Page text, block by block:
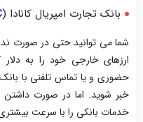
بانک تجارت امپریال کانادا (
شما می توانید حتی در صورت
ارزهای خارجی خود را به دلار
حضوری و یا تماس تلفنی با بانک
خبر شوید. اما در صورت داشتن
خدمات بانکی را با سرعت